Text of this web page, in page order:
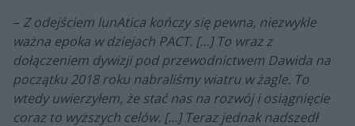
– Z odejściem lunAtica kończy się pewna, niezwykle
ważna epoka w dziejach PACT. [...] To wraz z
dołączeniem dywizji pod przewodnictwem Dawida na
początku 2018 roku nabraliśmy wiatru w żagle. To
wtedy uwierzyłem, że stać nas na rozwój i osiągnięcie
coraz to wyższych celów. [...] Teraz jednak nadszedł